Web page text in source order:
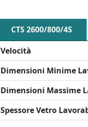
CTS 2600/800/4S
Velocità
Dimensioni Minime
Dimensioni Massime
Spessore Vetro